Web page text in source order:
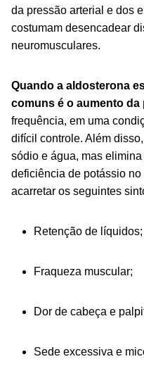
da pressão arterial e dos
costumam desencadear
neuromusculares.
Quando a aldosterona
comuns é o aumento da
frequência, em uma
difícil controle. Além
sódio e água, mas
deficiência de potássio
acarretar os seguintes
Retenção de líquidos;
Fraqueza muscular;
Dor de cabeça e
Sede excessiva e